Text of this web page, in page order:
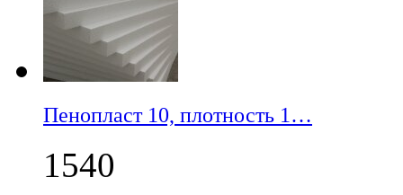
Пенопласт 10, плотность 1…
1540